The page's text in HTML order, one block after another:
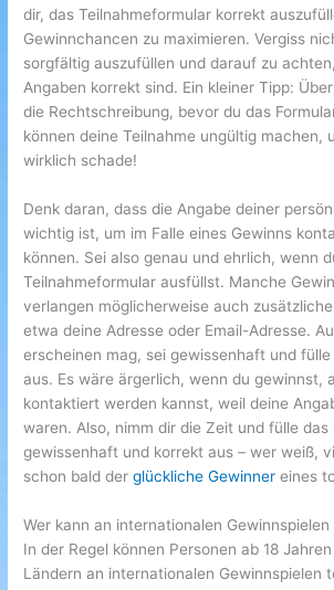
dir, das Teilnahmeformular korrekt
Gewinnchancen zu maximieren. Vergiss
sorgfältig auszufüllen und darauf zu
Angaben korrekt sind. Ein kleiner Tipp:
die Rechtschreibung, bevor du das
können deine Teilnahme ungültig machen,
wirklich schade!
Denk daran, dass die Angabe deiner
wichtig ist, um im Falle eines Gewinns
können. Sei also genau und ehrlich, wenn
Teilnahmeformular ausfüllst. Manche
verlangen möglicherweise auch
etwa deine Adresse oder Email-Adresse.
erscheinen mag, sei gewissenhaft und
aus. Es wäre ärgerlich, wenn du gewinnst,
kontaktiert werden kannst, weil deine
waren. Also, nimm dir die Zeit und fülle das
gewissenhaft und korrekt aus – wer weiß,
schon bald derglückliche Gewinner eines
Wer kann an internationalen Gewinnspielen
In der Regel können Personen ab 18
Ländern an internationalen Gewinnspielen